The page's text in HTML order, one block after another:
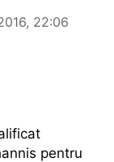
22:06
pentru